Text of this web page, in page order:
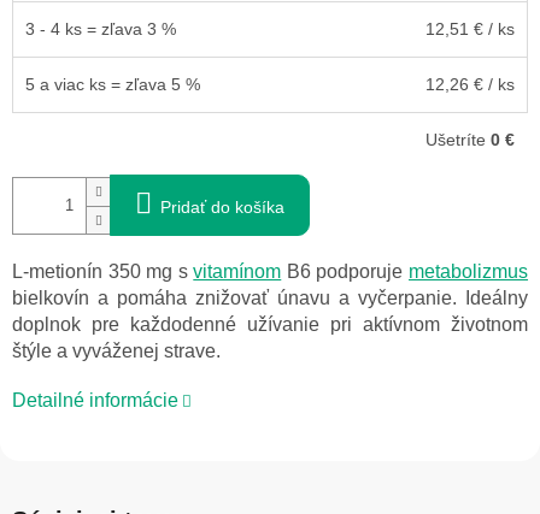
3 - 4 ks = zľava 3 % 12,51 € / ks
5 a viac ks = zľava 5 % 12,26 € / ks
Ušetríte 0 €
Pridať do košíka
L-metionín 350 mg svitamínom B6 podporuje metabolizmus
bielkovín a pomáha znižovať únavu a vyčerpanie. Ideálny
doplnok pre každodenné užívanie pri aktívnom životnom
štýle a vyváženej strave.
Detailné informácie